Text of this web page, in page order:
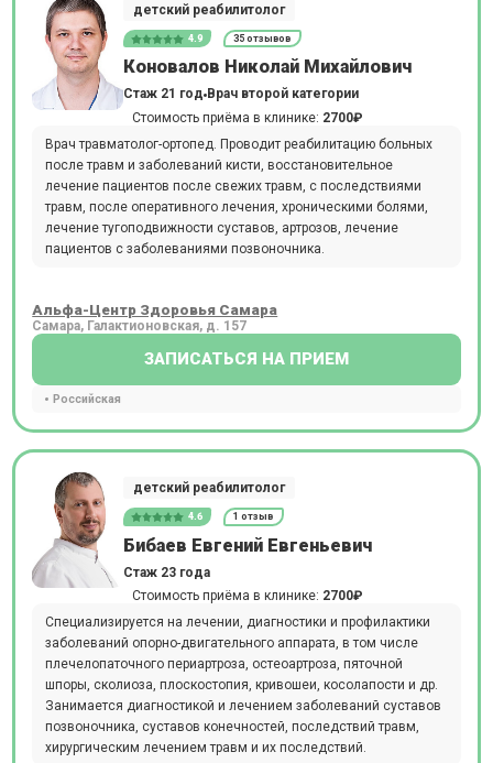
детский реабилитолог
4.9 35 отзывов
Коновалов Николай Михайлович
Стаж 21 год Врач второй категории
Стоимость приёма в клинике: 2700₽
Врач травматолог-ортопед. Проводит реабилитацию больных
после травм и заболеваний кисти, восстановительное
лечение пациентов после свежих травм, с последствиями
травм, после оперативного лечения, хроническими болями,
лечение тугоподвижности суставов, артрозов, лечение
пациентов с заболеваниями позвоночника.
Альфа-Центр Здоровья Самара
Самара, Галактионовская, д. 157
ЗАПИСАТЬСЯ НА ПРИЕМ
Российская
детский реабилитолог
4.6 1 отзыв
Бибаев Евгений Евгеньевич
Стаж 23 года
Стоимость приёма в клинике: 2700₽
Специализируется на лечении, диагностики и профилактики
заболеваний опорно-двигательного аппарата, в том числе
плечелопаточного периартроза, остеоартроза, пяточной
шпоры, сколиоза, плоскостопия, кривошеи, косолапости и др.
Занимается диагностикой и лечением заболеваний суставов
позвоночника, суставов конечностей, последствий травм,
хирургическим лечением травм и их последствий.